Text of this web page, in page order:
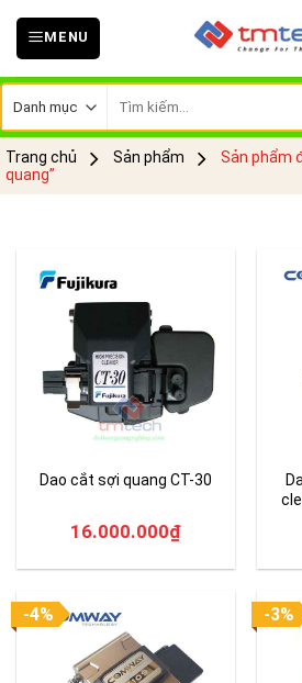
Skip
MENU
kiếm:
Trang chủ Sản phẩm
Sản phẩm
quang”
Dao cắt sợi quang CT-30
16.000.000₫
-4% -3%